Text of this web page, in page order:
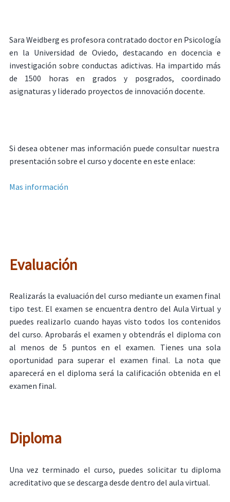
Sara Weidberg es profesora contratado doctor en Psicología
en la Universidad de Oviedo, destacando en docencia e
investigación sobre conductas adictivas. Ha impartido más
de 1500 horas en grados y posgrados, coordinado
asignaturas y liderado proyectos de innovación docente.
Si desea obtener mas información puede consultar nuestra
presentación sobre el curso y docente en este enlace:
Mas información
Evaluación
Realizarás la evaluación del curso mediante un examen final
tipo test. El examen se encuentra dentro del Aula Virtual y
puedes realizarlo cuando hayas visto todos los contenidos
del curso. Aprobarás el examen y obtendrás el diploma con
al menos de 5 puntos en el examen. Tienes una sola
oportunidad para superar el examen final. La nota que
aparecerá en el diploma será la calificación obtenida en el
examen final.
Diploma
Una vez terminado el curso, puedes solicitar tu diploma
acreditativo que se descarga desde dentro del aula virtual.